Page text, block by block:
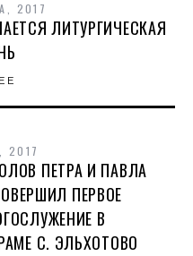
2017
ЛИТУРГИЧЕСКАЯ
2017
ПЕТРА И ПАВЛА
ПЕРВОЕ
В
С. ЭЛЬХОТОВО